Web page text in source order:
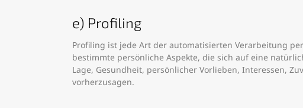
e) Profiling
Profiling ist jede Art der automatisierten Verarbeitung
bestimmte persönliche Aspekte, die sich auf eine
Lage, Gesundheit, persönlicher Vorlieben, Interessen,
vorherzusagen.